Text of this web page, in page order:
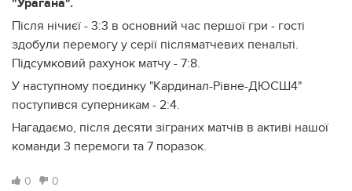
Після нічиєї - 3:3 в основний час першої гри - гості
здобули перемогу у серії післяматчевих пенальті.
Підсумковий рахунок матчу - 7:8.
У наступному поєдинку "Кардинал-Рівне-ДЮСШ4"
поступився суперникам - 2:4.
Нагадаємо, після десяти зіграних матчів в активі нашої
команди 3 перемоги та 7 поразок.
0 0